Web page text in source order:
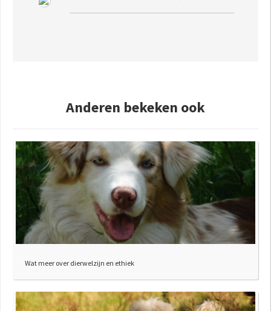
Anderen bekeken ook
Wat meer over dierwelzijn en ethiek